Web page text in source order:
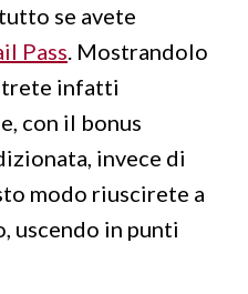
se avete
Pass. Mostrandolo
infatti
con il bonus
invece di
modo riuscirete a
uscendo in punti